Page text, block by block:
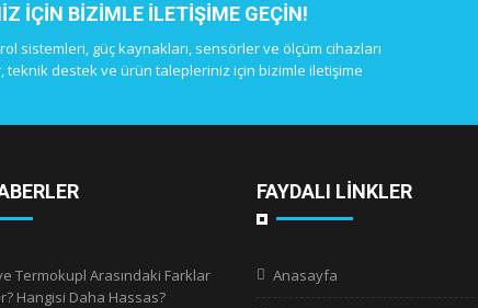
IÇIN BIZIMLE ILETIŞIME GEÇIN!
sistemleri, güç kaynakları, sensörler ve ölçüm cihazları
destek ve ürün talepleriniz için bizimle iletişime
Termokupl Arasındaki Farklar
Hangisi Daha Hassas?
FAYDALI LİNKLER
Anasayfa